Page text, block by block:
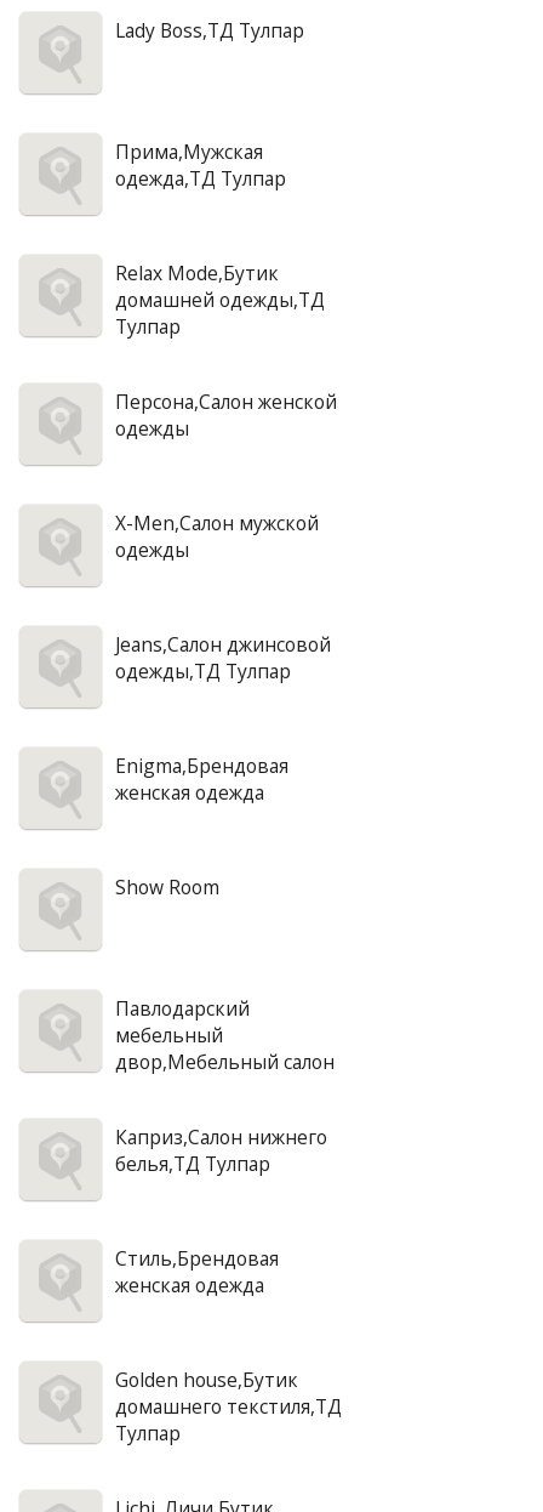
Lady Boss,ТД Тулпар
Прима,Мужская
одежда,ТД Тулпар
Relax Mode,Бутик
домашней одежды,ТД
Тулпар
Персона,Салон женской
одежды
X-Men,Салон мужской
одежды
Jeans,Салон джинсовой
одежды,ТД Тулпар
Enigma,Брендовая
женская одежда
Show Room
Павлодарский
мебельный
двор,Мебельный салон
Каприз,Салон нижнего
белья,ТД Тулпар
Стиль,Брендовая
женская одежда
Golden house,Бутик
домашнего текстиля,ТД
Тулпар